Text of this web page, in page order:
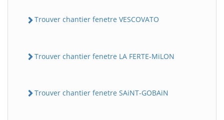
Trouver chantier fenetre VESCOVATO
Trouver chantier fenetre LA FERTE-MiLON
Trouver chantier fenetre SAiNT-GOBAiN